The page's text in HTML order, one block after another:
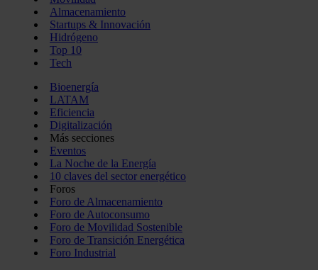
Almacenamiento
Startups & Innovación
Hidrógeno
Top 10
Tech
Bioenergía
LATAM
Eficiencia
Digitalización
Más secciones
Eventos
La Noche de la Energía
10 claves del sector energético
Foros
Foro de Almacenamiento
Foro de Autoconsumo
Foro de Movilidad Sostenible
Foro de Transición Energética
Foro Industrial